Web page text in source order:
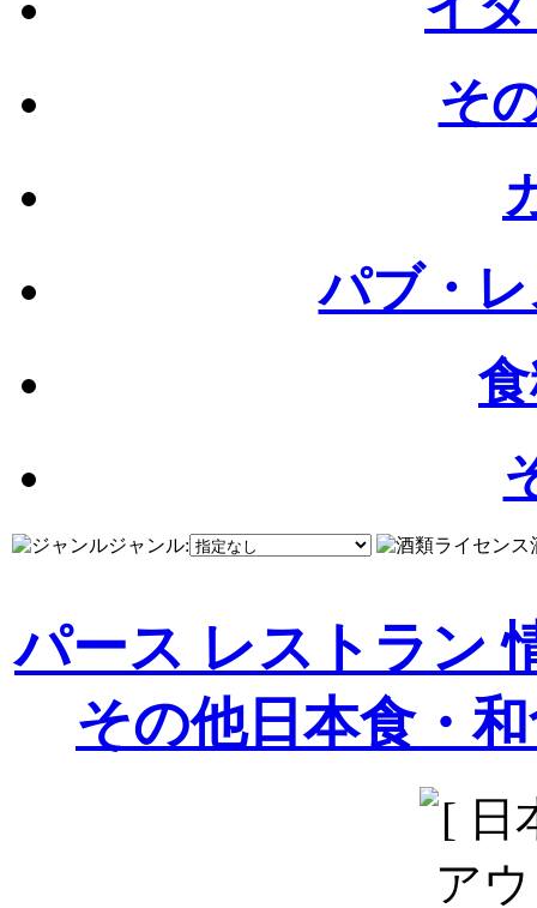
そ
パブ・
ジャンル:
パース レストラン
その他日本食・